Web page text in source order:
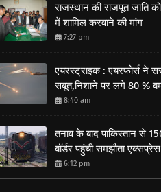
राजस्थान की राजपूत जाति
में शामिल करवाने की मांग
7:27 pm
एयरस्ट्राइक : एयरफोर्स ने
सबूत,निशाने पर लगे 80 %
8:40 am
तनाव के बाद पाकिस्तान से
बॉर्डर पहुंची समझौता एक्सप्रेस
6:12 pm